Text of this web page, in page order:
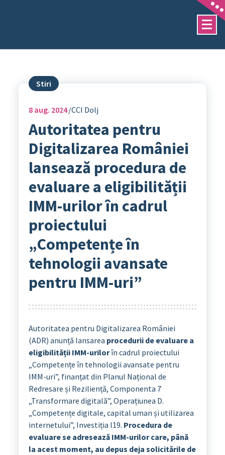
Stiri
8aug. 2024 CCI Dolj
Autoritatea pentru
Digitalizarea României
lansează procedura de
evaluare a eligibilității
IMM-urilor în cadrul
proiectului
„Competențe în
tehnologii avansate
pentru IMM-uri”
Autoritatea pentru Digitalizarea României
(ADR) anunță lansarea procedurii de evaluare a
eligibilității IMM-urilorîn cadrul proiectului
„Competențe în tehnologii avansate pentru
IMM-uri”, finanțat din Planul Național de
Redresare și Reziliență, Componenta 7
„Transformare digitală”, Operațiunea D.
„Competențe digitale, capital uman și utilizarea
internetului”, Investiția I19. Procedura de
evaluare se adresează IMM-urilor care, până
la acest moment, au depus deja solicitările de